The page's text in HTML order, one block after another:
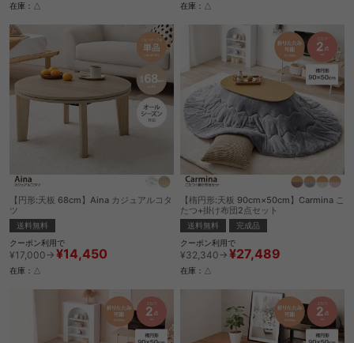
在庫：△ 在庫：△
【円形:天板 68cm】Aina カジュアルコタ
ツ
送料無料
クーポン利用で
¥17,000→ ¥14,450
在庫：△
【楕円形:天板 90cm×50cm】Carmina こ
たつ+掛け布団2点セット
送料無料
完成品
クーポン利用で
¥32,340→ ¥27,489
在庫：△